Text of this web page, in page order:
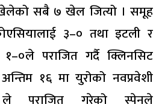
सबै ७ खेल जित्यो । समूह
३–० तथा इटली र
पराजित गर्दै क्लिनसिट
१६ मा युरोको नवप्रवेशी